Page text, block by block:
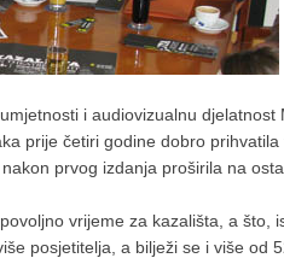
i audiovizualnu
prije četiri godine dobro
prvog izdanja proširila na
vrijeme za kazališta, a što,
posjetitelja, a bilježi se i više od